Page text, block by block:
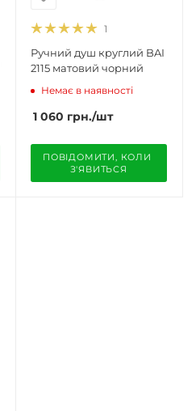
1
Ручний душ круглий BAI
2115 матовий чорний
Немає в наявності
1 060 грн./шт
ПОВІДОМИТИ, КОЛИ
З'ЯВИТЬСЯ